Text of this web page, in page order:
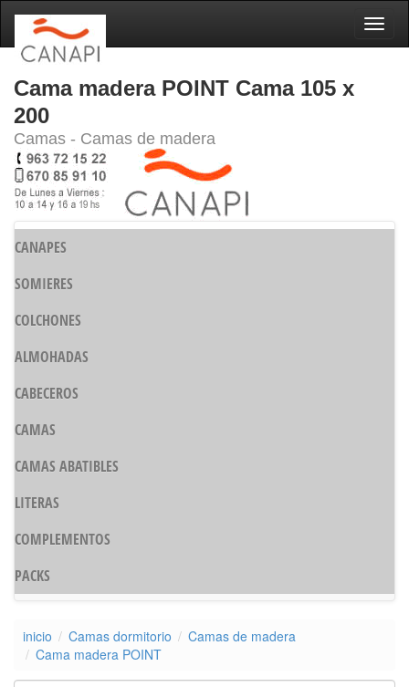
Cama madera POINT Cama 105 x
200
Camas - Camas de madera
CANAPES
SOMIERES
COLCHONES
ALMOHADAS
CABECEROS
CAMAS
CAMAS ABATIBLES
LITERAS
COMPLEMENTOS
PACKS
inicio Camas dormitorio
Camas de madera
Cama madera POINT